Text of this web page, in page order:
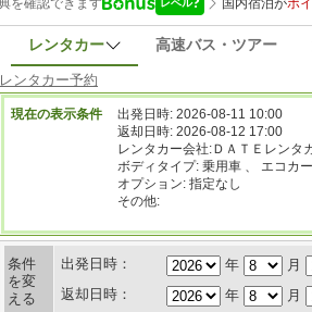
レンタカー 高速バス・ツアー
レンタカー予約
現在の表示条件 出発日時: 2026-08-11 10:00
返却日時: 2026-08-12 17:00
レンタカー会社:ＤＡＴＥレンタ
ボディタイプ: 乗用車 、 エコカー
オプション: 指定なし
その他:
条件
を変
える
出発日時： 年 月
返却日時：
年 月